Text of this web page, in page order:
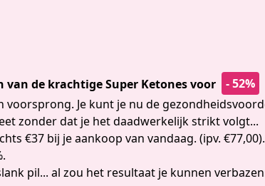
de krachtige Super Ketones voor
- 52%
Je kunt je nu de
zonder dat je het daadwerkelijk strikt volgt...
€37 bij je aankoop van vandaag. (ipv.
pil... al zou het resultaat je kunnen